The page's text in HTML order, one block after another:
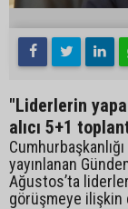
"Liderlerin
alıcı 5+1
yayınlanan
Ağustos’ta
görüşmeye